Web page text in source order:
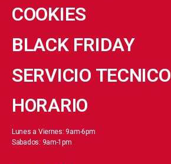
COOKIES
BLACK FRIDAY
SERVICIO TECNICO
HORARIO
Lunes a Viernes: 9am-6pm
Sabados: 9am-1pm